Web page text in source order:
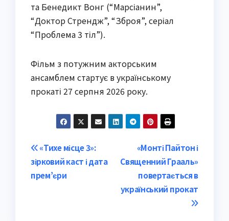
та Бенедикт Вонг (“Марсіанин”,
“Доктор Стрендж”, “Зброя”, серіал
“Проблема 3 тіл”).
Фільм з потужним акторським
ансамблем стартує в українському
прокаті 27 серпня 2026 року.
Post
navigation
«Монті Пайтон і
Священний Грааль»
повертається в
український прокат
«Тихе місце 3»:
зірковий каст і дата
прем’єри